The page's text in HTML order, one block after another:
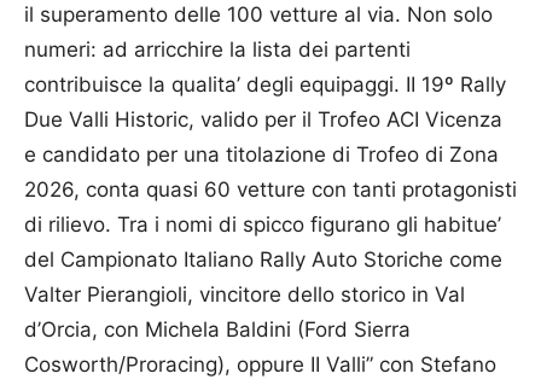
il superamento delle 100 vetture al via. Non solo
numeri: ad arricchire la lista dei partenti
contribuisce la qualita’ degli equipaggi. II 19º Rally
Due Valli Historic, valido per il Trofeo ACI Vicenza
e candidato per una titolazione di Trofeo di Zona
2026, conta quasi 60 vetture con tanti protagonisti
di rilievo. Tra i nomi di spicco figurano gli habitue’
del Campionato Italiano Rally Auto Storiche come
Valter Pierangioli, vincitore dello storico in Val
d’Orcia, con Michela Baldini (Ford Sierra
Cosworth/Proracing), oppure II Valli” con Stefano